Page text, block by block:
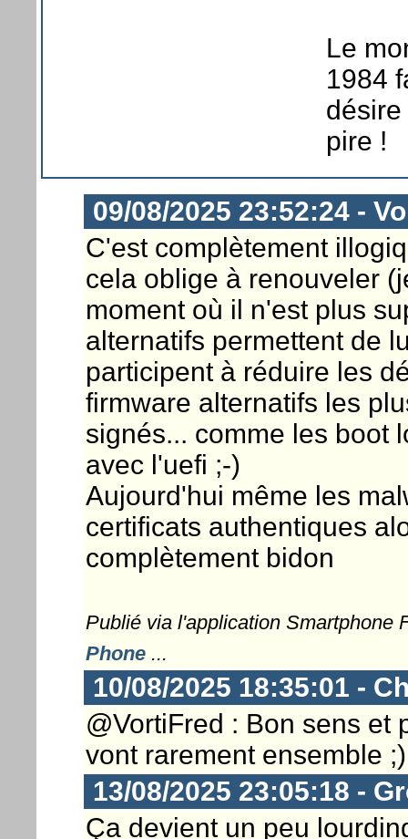
Le
1984
pire !
09/08/2025 23:52:24 -
C'est complètement
cela oblige à renouveler
moment où il n'est plus
alternatifs permettent de
participent à réduire les
firmware alternatifs les
signés... comme les boot
avec l'uefi ;-)
Aujourd'hui même les
certificats authentiques
complètement bidon
Publié via l'application Smartphone
Phone...
10/08/2025 18:35:01 -
@VortiFred : Bon sens et
vont rarement ensemble ;)
13/08/2025 23:05:18 -
Ça devient un peu